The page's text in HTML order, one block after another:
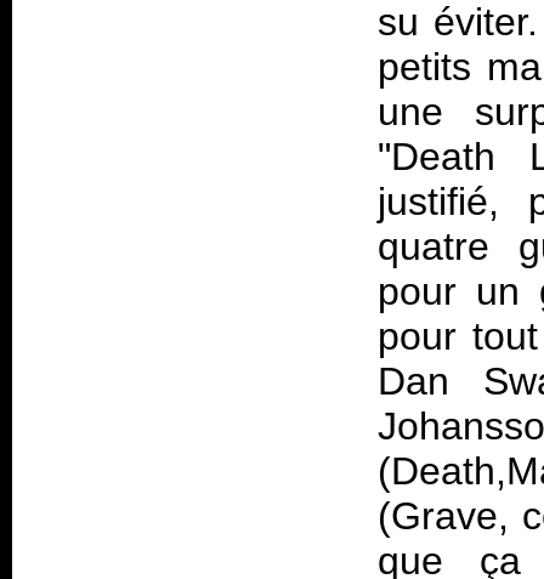
su
petits
une
"Death
justifié,
quatre
pour un
pour
Dan
(Grave,
que ça